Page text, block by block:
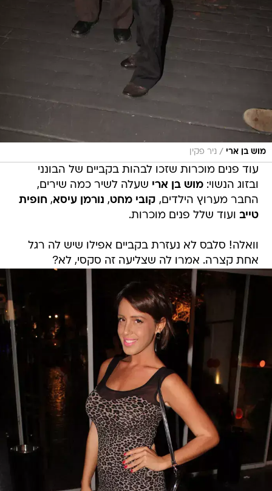
מוש בן ארי / ניר פקין
עוד פנים מוכרות שזכו לבהות בקביים של הבונני
ובזוג הנשוי:מוש בן ארי שעלה לשיר כמה שירים,
החבר מערוץ הילדים, קובי מחט, נורמן עיסא,חופית
טייב ועוד שלל פנים מוכרות.
וואלה! סלבס לא נעזרת בקביים אפילו שיש לה רגל
אחת קצרה. אמרו לה שצליעה זה סקסי, לא?